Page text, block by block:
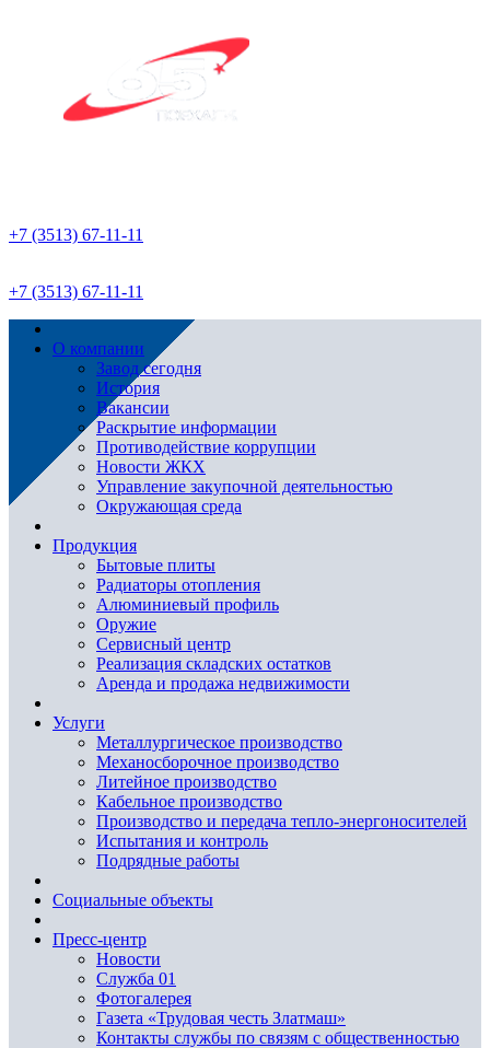
+7 (3513) 67-11-11
+7 (3513) 67-11-11
О компании
Завод сегодня
История
Вакансии
Раскрытие информации
Противодействие коррупции
Новости ЖКХ
Управление закупочной деятельностью
Окружающая среда
Продукция
Бытовые плиты
Радиаторы отопления
Алюминиевый профиль
Оружие
Сервисный центр
Реализация складских остатков
Аренда и продажа недвижимости
Услуги
Металлургическое производство
Механосборочное производство
Литейное производство
Кабельное производство
Производство и передача тепло-энергоносителей
Испытания и контроль
Подрядные работы
Социальные объекты
Пресс-центр
Новости
Служба 01
Фотогалерея
Газета «Трудовая честь Златмаш»
Контакты службы по связям с общественностью